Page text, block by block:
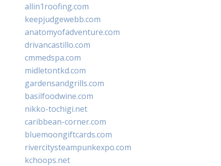
allin1roofing.com
keepjudgewebb.com
anatomyofadventure.com
drivancastillo.com
cmmedspa.com
midletontkd.com
gardensandgrills.com
basilfoodwine.com
nikko-tochigi.net
caribbean-corner.com
bluemoongiftcards.com
rivercitysteampunkexpo.com
kchoops.net